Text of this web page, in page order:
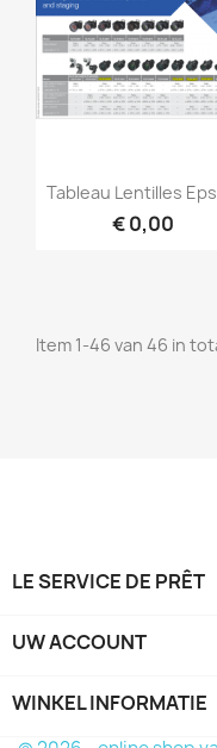
Snel
Tableau Lentilles
€ 0,00
Item 1-46 van 46 in
LE SERVICE DE PRÊT
UW ACCOUNT
WINKEL INFORMATIE